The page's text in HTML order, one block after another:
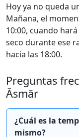
Hoy ya no queda
Mañana, el
10:00, cuando
seco durante ese
hacia las 18:00.
Preguntas
Āsmār
¿Cuál es la
mismo?